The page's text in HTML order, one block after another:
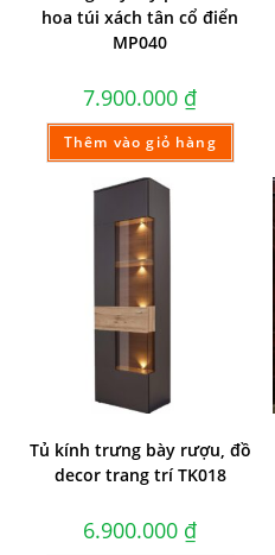
hoa túi xách tân cổ điển
MP040
7.900.000 ₫
Thêm vào giỏ hàng
Tủ kính trưng bày rượu, đồ
decor trang trí TK018
6.900.000 ₫